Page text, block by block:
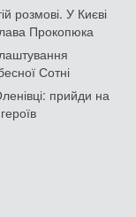
розмові. У Києві
Прокопюка
Сотні
прийди на